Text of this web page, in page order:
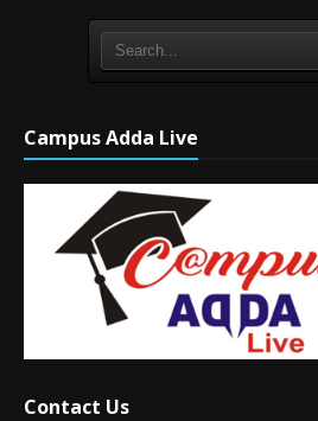
Campus Adda Live
Contact Us